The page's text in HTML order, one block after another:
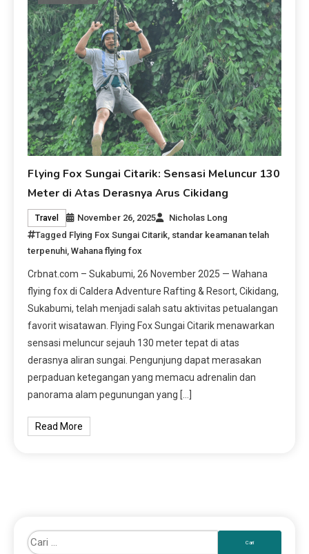
Flying Fox Sungai Citarik: Sensasi Meluncur 130
Meter di Atas Derasnya Arus Cikidang
Travel November 26, 2025
Nicholas Long
Tagged Flying Fox Sungai Citarik standar keamanan telah
terpenuhi ,Wahana flying fox
Crbnat.com – Sukabumi, 26 November 2025 — Wahana
flying fox di Caldera Adventure Rafting & Resort, Cikidang,
Sukabumi, telah menjadi salah satu aktivitas petualangan
favorit wisatawan. Flying Fox Sungai Citarik menawarkan
sensasi meluncur sejauh 130 meter tepat di atas
derasnya aliran sungai. Pengunjung dapat merasakan
perpaduan ketegangan yang memacu adrenalin dan
panorama alam pegunungan yang […]
Read More